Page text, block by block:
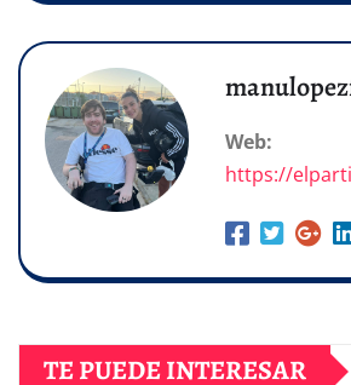
Web:
https://
TE PUEDE INTERESAR